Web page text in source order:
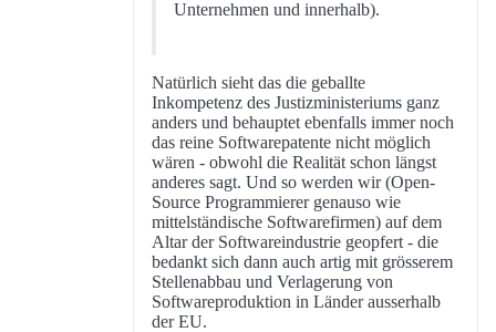
Unternehmen und innerhalb).
Natürlich sieht das die geballte
Inkompetenz des Justizministeriums ganz
anders und behauptet ebenfalls immer noch
das reine Softwarepatente nicht möglich
wären - obwohl die Realität schon längst
anderes sagt. Und so werden wir (Open-
Source Programmierer genauso wie
mittelständische Softwarefirmen) auf dem
Altar der Softwareindustrie geopfert - die
bedankt sich dann auch artig mit grösserem
Stellenabbau und Verlagerung von
Softwareproduktion in Länder ausserhalb
der EU.